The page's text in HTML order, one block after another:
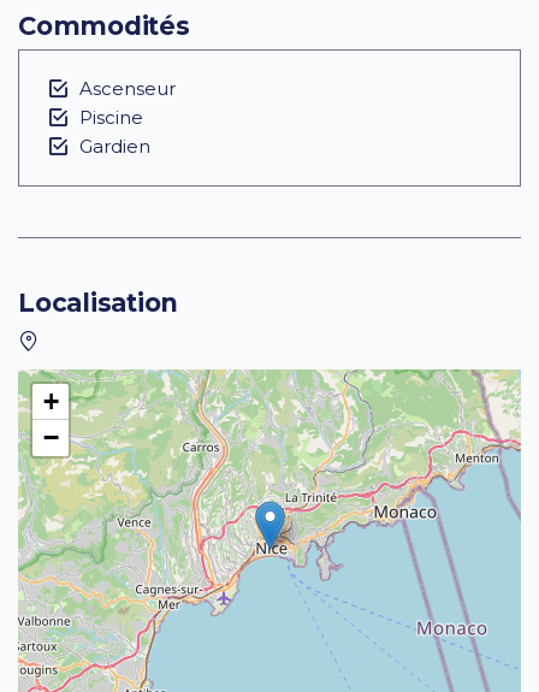
Commodités
Ascenseur
Piscine
Gardien
Localisation
+
−